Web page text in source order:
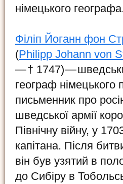
німецького
Філіп Йоганн фон
(Philipp Johann von
— † 1747) —
географ німецького
письменник про
шведської армії
Північну війну, у
капітана. Після
він був узятий в
до Сибіру в